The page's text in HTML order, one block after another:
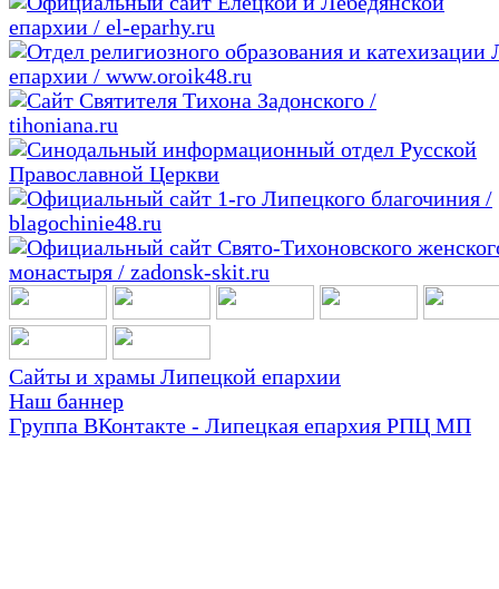
Сайты и храмы Липецкой епархии
Наш баннер
Группа ВКонтакте - Липецкая епархия РПЦ МП